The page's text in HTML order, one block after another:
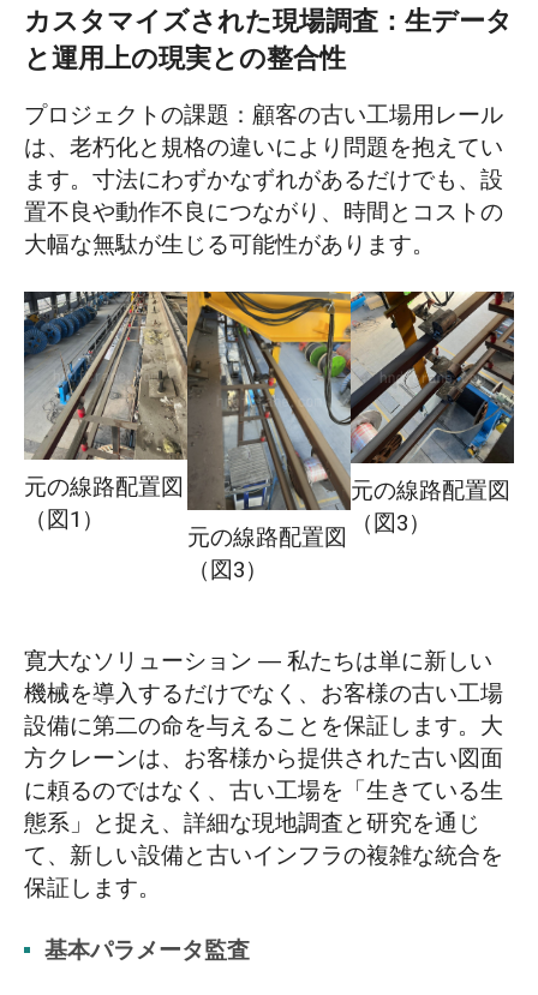
カスタマイズされた現場調査：生データ
と運用上の現実との整合性
プロジェクトの課題：顧客の古い工場用レール
は、老朽化と規格の違いにより問題を抱えてい
ます。寸法にわずかなずれがあるだけでも、設
置不良や動作不良につながり、時間とコストの
大幅な無駄が生じる可能性があります。
元の線路配置図
（図1）
元の線路配置図
（図3）
元の線路配置図
（図3）
寛大なソリューション ― 私たちは単に新しい
機械を導入するだけでなく、お客様の古い工場
設備に第二の命を与えることを保証します。大
方クレーンは、お客様から提供された古い図面
に頼るのではなく、古い工場を「生きている生
態系」と捉え、詳細な現地調査と研究を通じ
て、新しい設備と古いインフラの複雑な統合を
保証します。
基本パラメータ監査